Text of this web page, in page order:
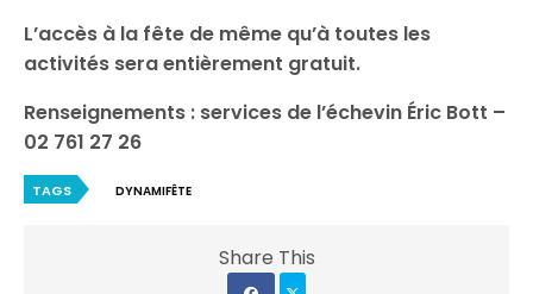
L’accès à la fête de même qu’à toutes les
activités sera entièrement gratuit.
Renseignements : services de l’échevin Éric Bott –
02 761 27 26
TAGS DYNAMIFÊTE
Share This